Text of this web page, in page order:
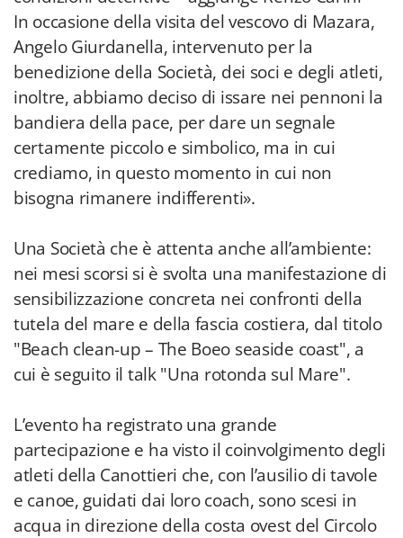
In occasione della visita del vescovo di Mazara,
Angelo Giurdanella, intervenuto per la
benedizione della Società, dei soci e degli atleti,
inoltre, abbiamo deciso di issare nei pennoni la
bandiera della pace, per dare un segnale
certamente piccolo e simbolico, ma in cui
crediamo, in questo momento in cui non
bisogna rimanere indifferenti».
Una Società che è attenta anche all’ambiente:
nei mesi scorsi si è svolta una manifestazione di
sensibilizzazione concreta nei confronti della
tutela del mare e della fascia costiera, dal titolo
"Beach clean-up – The Boeo seaside coast", a
cui è seguito il talk "Una rotonda sul Mare".
L’evento ha registrato una grande
partecipazione e ha visto il coinvolgimento degli
atleti della Canottieri che, con l’ausilio di tavole
e canoe, guidati dai loro coach, sono scesi in
acqua in direzione della costa ovest del Circolo